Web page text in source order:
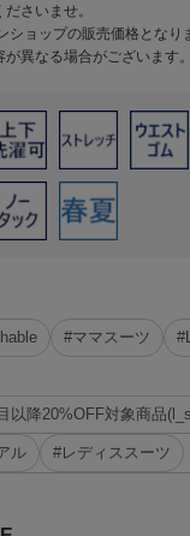
さいませ。
ショップの販売価格となり
異なる場合がございます。
#ママスーツ
以降20%OFF対象商品
ル #レディススーツ